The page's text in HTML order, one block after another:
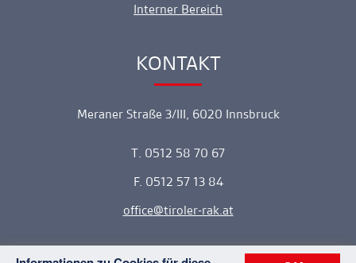
Interner Bereich
Ankerlink
KONTAKT
Meraner Straße 3/III, 6020 Innsbruck
T. 0512 58 70 67
F. 0512 57 13 84
office
tiroler-rak.at